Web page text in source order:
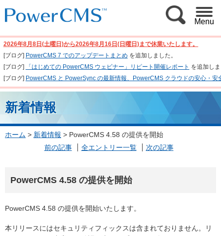
Menu
2026年8月8日(土曜日)から2026年8月16日(日曜日)まで休業いたします。
[ブログ] PowerCMS 7 でのアップデートまとめ を追加しました。
[ブログ]
「はじめての PowerCMS ウェビナー」リピート開催レポート を追加し
[ブログ] PowerCMS と PowerSync の最新情報、PowerCMS クラウドの安心・
新着情報
ホーム > 新着情報 > PowerCMS 4.58 の提供を開始
前の記事
全エントリー一覧 次の記事
PowerCMS 4.58 の提供を開始
PowerCMS 4.58 の提供を開始いたします。
本リリースにはセキュリティフィックスは含まれておりません。リ